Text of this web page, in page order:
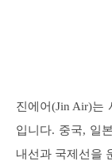
진에어(Jin Air)는
입니다. 중국, 일
내선과 국제선을